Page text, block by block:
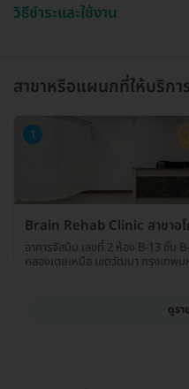
วิธีชำระและใช้งาน
สาขาหรือแผนกที่ให้บริกา
1
Brain Rehab Clinic สาขาอ
อาคารจัสมิน เลขที่ 2 ห้อง B-13 ชั้น
คลองเตยเหนือ เขตวัฒนา กรุงเทพ
ดูรา